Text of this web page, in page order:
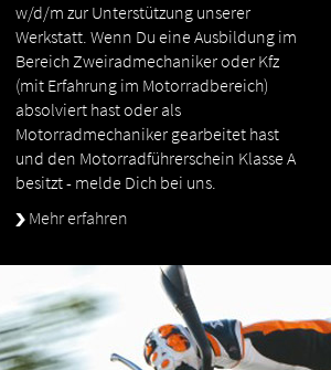
w/d/m zur Unterstützung unserer
Werkstatt. Wenn Du eine Ausbildung im
Bereich Zweiradmechaniker oder Kfz
(mit Erfahrung im Motorradbereich)
absolviert hast oder als
Motorradmechaniker gearbeitet hast
und den Motorradführerschein Klasse A
besitzt - melde Dich bei uns.
Mehr erfahren